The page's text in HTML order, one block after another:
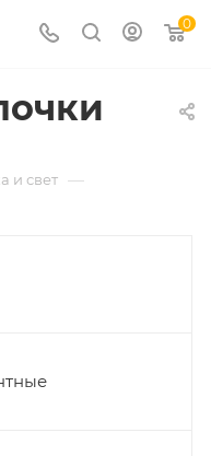
0
и свет —